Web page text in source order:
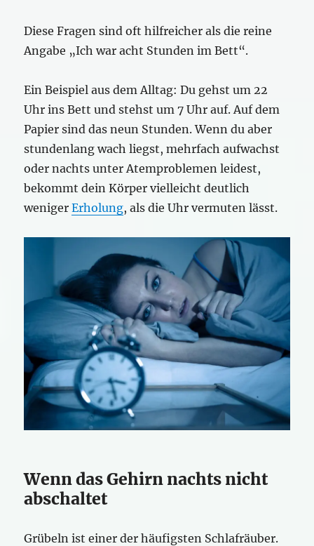
Diese Fragen sind oft hilfreicher als die reine
Angabe „Ich war acht Stunden im Bett“.
Ein Beispiel aus dem Alltag: Du gehst um 22
Uhr ins Bett und stehst um 7 Uhr auf. Auf dem
Papier sind das neun Stunden. Wenn du aber
stundenlang wach liegst, mehrfach aufwachst
oder nachts unter Atemproblemen leidest,
bekommt dein Körper vielleicht deutlich
wenigerErholung, als die Uhr vermuten lässt.
Wenn das Gehirn nachts nicht
abschaltet
Grübeln ist einer der häufigsten Schlafräuber.